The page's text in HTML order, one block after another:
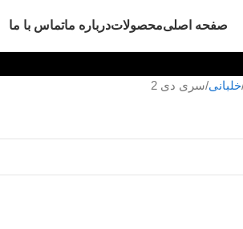
صفحه اصلیمحصولاتدرباره ماتماس با ما
خلبانی سری دی 2